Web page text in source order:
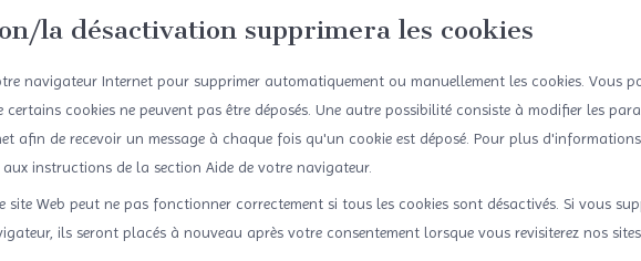
la désactivation supprimera les cookies
navigateur Internet pour supprimer automatiquement ou manuellement les cookies. Vous
certains cookies ne peuvent pas être déposés. Une autre possibilité consiste à modifier les
afin de recevoir un message à chaque fois qu'un cookie est déposé. Pour plus
instructions de la section Aide de votre navigateur.
site Web peut ne pas fonctionner correctement si tous les cookies sont désactivés. Si vous
ils seront placés à nouveau après votre consentement lorsque vous revisiterez nos sites